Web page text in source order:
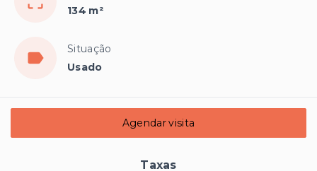
134 m²
Situação
Usado
Agendar visita
Taxas